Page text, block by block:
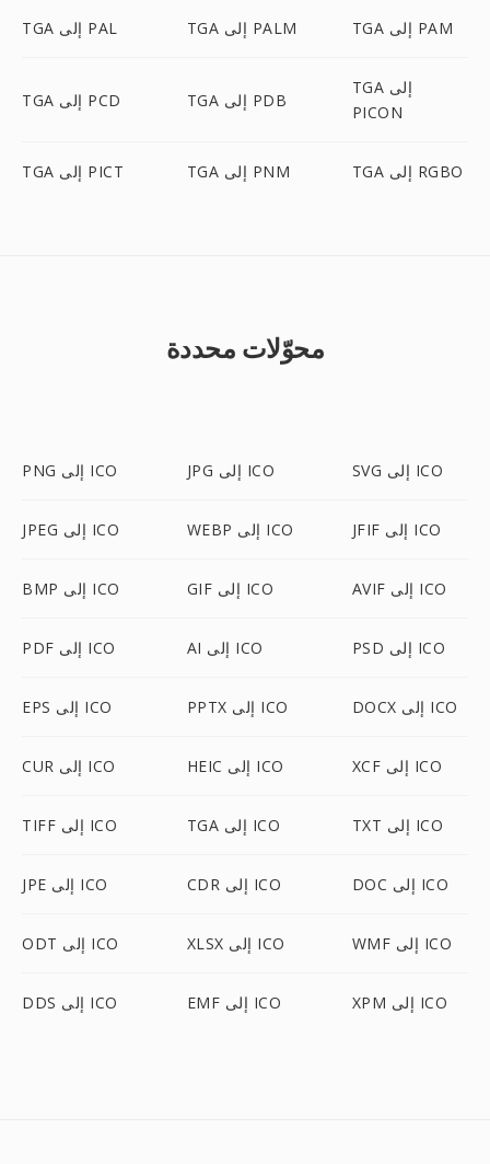
TGA إلى PAL TGA إلى PALM TGA إلى PAM
TGA إلى PCD TGA إلى PDB
TGA إلى
PICON
TGA إلى PICT TGA إلى PNM TGA إلى RGBO
محوّلات محددة
PNG إلى ICO JPG إلى ICO SVG إلى ICO
JPEG إلى ICO WEBP إلى ICO JFIF إلى ICO
BMP إلى ICO GIF إلى ICO AVIF إلى ICO
PDF إلى ICO AI إلى ICO PSD إلى ICO
EPS إلى ICO PPTX إلى ICO DOCX إلى ICO
CUR إلى ICO HEIC إلى ICO XCF إلى ICO
TIFF إلى ICO TGA إلى ICO TXT إلى ICO
JPE إلى ICO CDR إلى ICO DOC إلى ICO
ODT إلى ICO XLSX إلى ICO WMF إلى ICO
DDS إلى ICO EMF إلى ICO XPM إلى ICO